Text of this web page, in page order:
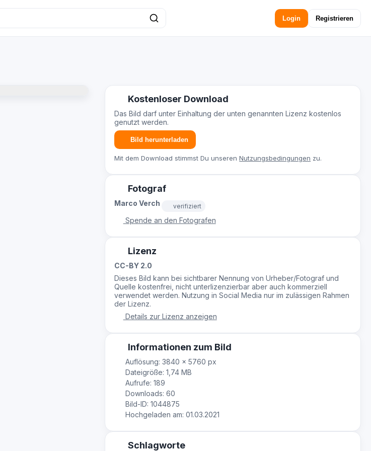
Login Registrieren
Kostenloser Download
Das Bild darf unter Einhaltung der unten genannten Lizenz kostenlos
genutzt werden.
Bild herunterladen
Mit dem Download stimmst Du unserenNutzungsbedingungen zu.
Fotograf
Marco Verch verifiziert
Spende an den Fotografen
Lizenz
CC-BY 2.0
Dieses Bild kann bei sichtbarer Nennung von Urheber/Fotograf und
Quelle kostenfrei, nicht unterlizenzierbar aber auch kommerziell
verwendet werden. Nutzung in Social Media nur im zulässigen Rahmen
der Lizenz.
Details zur Lizenz anzeigen
Informationen zum Bild
Auflösung: 3840 × 5760 px
Dateigröße: 1,74 MB
Aufrufe: 189
Downloads: 60
Bild-ID: 1044875
Hochgeladen am: 01.03.2021
Schlagworte